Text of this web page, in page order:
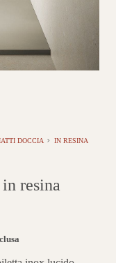
DOCCIA IN RESINA
resina